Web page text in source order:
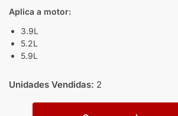
Aplica a motor:
3.9L
5.2L
5.9L
Unidades Vendidas: 2